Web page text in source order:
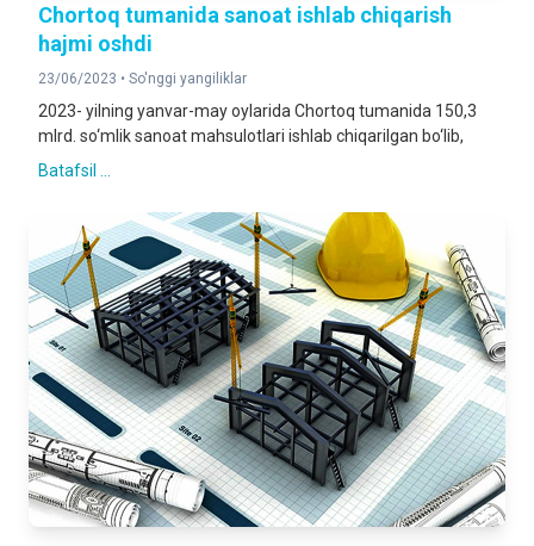
Chortoq tumanida sanoat ishlab chiqarish
hajmi oshdi
23/06/2023 • So'nggi yangiliklar
2023- yilning yanvar-may oylarida Chortoq tumanida 150,3
mlrd. so‘mlik sanoat mahsulotlari ishlab chiqarilgan bo‘lib,
Batafsil ...